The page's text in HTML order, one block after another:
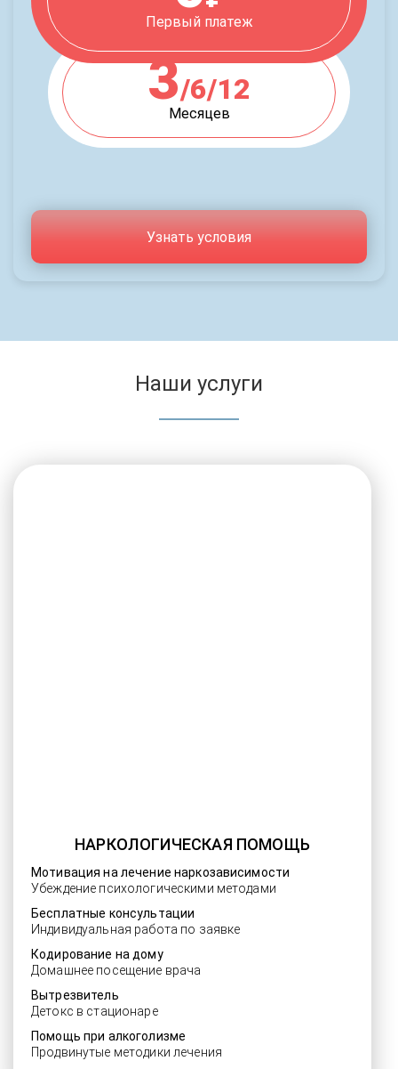
Первый платеж
3/6/12
Месяцев
Узнать условия
Наши услуги
НАРКОЛОГИЧЕСКАЯ ПОМОЩЬ
Мотивация на лечение наркозависимости
Убеждение психологическими методами
Бесплатные консультации
Индивидуальная работа по заявке
Кодирование на дому
Домашнее посещение врача
Вытрезвитель
Детокс в стационаре
Помощь при алкоголизме
Продвинутые методики лечения